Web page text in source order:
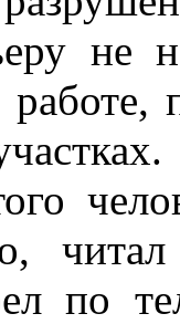
не
читал
по